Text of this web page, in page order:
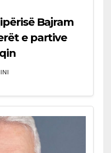
Bajram
e partive